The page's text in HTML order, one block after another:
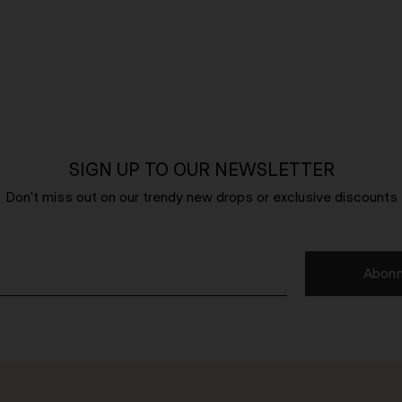
SIGN UP TO OUR NEWSLETTER
Don't miss out on our trendy new drops or exclusive discounts